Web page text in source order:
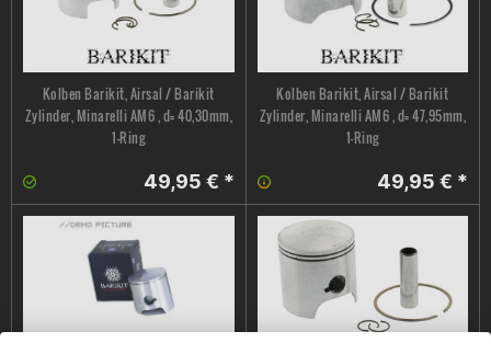
Kolben Barikit, Airsal / Barikit
Zylinder, Minarelli AM6 , d= 40,30mm,
1-Ring
49,95 € *
Kolben Barikit, Airsal / Barikit
Zylinder, Minarelli AM6 , d= 47,95mm,
1-Ring
49,95 € *